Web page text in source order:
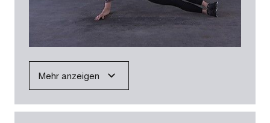
Mehr anzeigen